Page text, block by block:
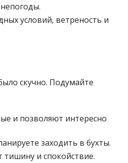
условий, ветреность и
скучно. Подумайте
и позволяют интересно
заходить в бухты.
и спокойствие.